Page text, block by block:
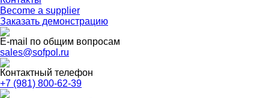
Become a supplier
Заказать демонстрацию
E-mail по общим вопросам
sales@sofpol.ru
Контактный телефон
+7 (981) 800-62-39